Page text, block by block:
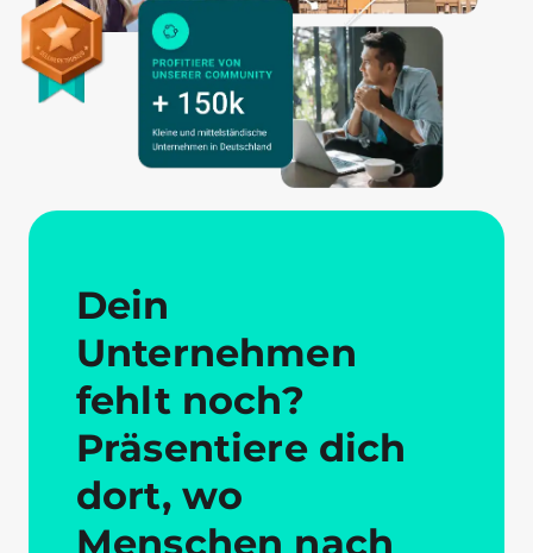
Dein
Unternehmen
fehlt noch?
Präsentiere dich
dort, wo
Menschen nach